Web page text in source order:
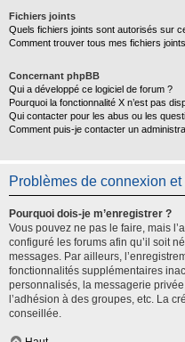
Fichiers joints
Quels fichiers joints sont autorisés sur
Comment trouver tous mes fichiers
Concernant phpBB
Qui a développé ce logiciel de forum ?
Pourquoi la fonctionnalité X n’est pas
Qui contacter pour les abus ou les
Comment puis-je contacter un
Problèmes de connexion et
Pourquoi dois-je m’enregistrer ?
Vous pouvez ne pas le faire, mais
configuré les forums afin qu’il soit
messages. Par ailleurs,
fonctionnalités supplémentaires
personnalisés, la messagerie
l’adhésion à des groupes, etc. La
conseillée.